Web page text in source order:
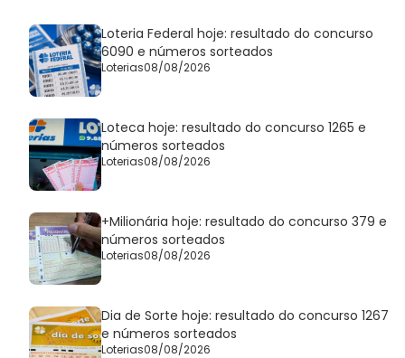
Loteria Federal hoje: resultado do concurso
6090 e números sorteados
Loterias08/08/2026
Loteca hoje: resultado do concurso 1265 e
números sorteados
Loterias08/08/2026
+Milionária hoje: resultado do concurso 379 e
números sorteados
Loterias08/08/2026
Dia de Sorte hoje: resultado do concurso 1267
e números sorteados
Loterias08/08/2026